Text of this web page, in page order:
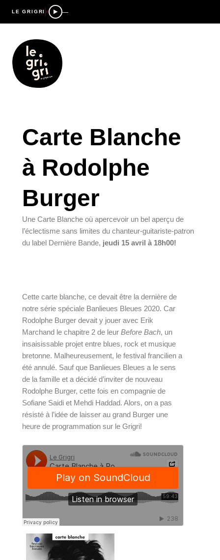
LE GRIGRI —
Carte Blanche
à Rodolphe
Burger
Une Carte Blanche où apercevoir un bel aperçu de
l’éclectisme sans limites du chanteur-guitariste-patron
du label Dernière Bande, jeudi 15 avril à 18h00!
Cette carte blanche, ce devait être la dernière de
notre série spéciale Banlieues Bleues 2020. Car
Rodolphe Burger devait y jouer avec Erik
Marchand le chapitre 2 de leur Before Bach, un
insaisissable projet entre blues, rock et musique
bretonne. Malheureusement, le festival francilien a
été annulé. Sauf que Banlieues Bleues a le sens
de la famille et a décidé d’inviter de nouveau
Rodolphe Burger, cette fois en compagnie de
Sofiane Saidi et Mehdi Haddad. Alors, on a pas
résisté à l’idée de laisser au grand Burger une
heure de programmation sur le Grigri!